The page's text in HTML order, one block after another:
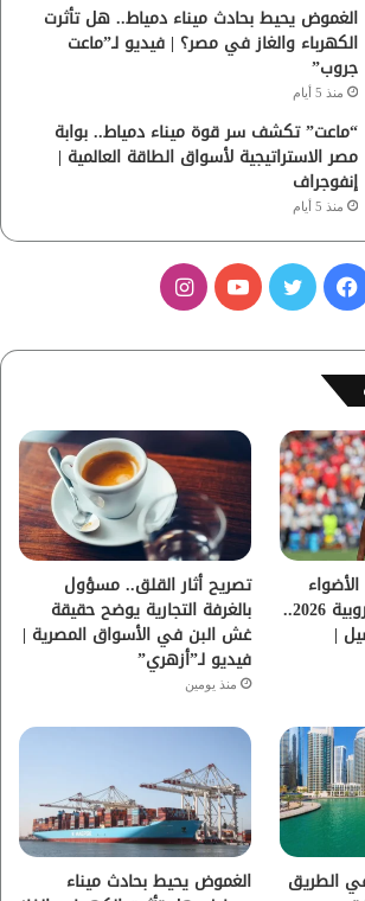
الغموض يحيط بحادث ميناء دمياط.. هل تأثرت
الكهرباء والغاز في مصر؟ | فيديو لـ”ماعت
جروب”
منذ 5 أيام
“ماعت” تكشف سر قوة ميناء دمياط.. بوابة
مصر الاستراتيجية لأسواق الطاقة العالمية |
إنفوجراف
منذ 5 أيام
س
ب
و
ك
ر
ي
و
ب
ت
ق
ر
ا
م
بسوق الانتقالات الأوروبية 2026..
|
تصريح أثار القلق.. مسؤول
بالغرفة التجارية يوضح حقيقة
غش البن في الأسواق المصرية |
فيديو لـ”أزهري”
منذ يومين
الطريق الغموض يحيط بحادث ميناء